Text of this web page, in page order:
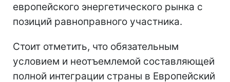
европейского энергетического рынка с
позиций равноправного участника.
Стоит отметить, что обязательным
условием и неотъемлемой составляющей
полной интеграции страны в Европейский